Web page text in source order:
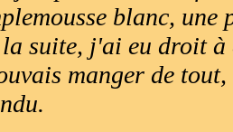
blanc, une
suite, j'ai eu droit à
manger de